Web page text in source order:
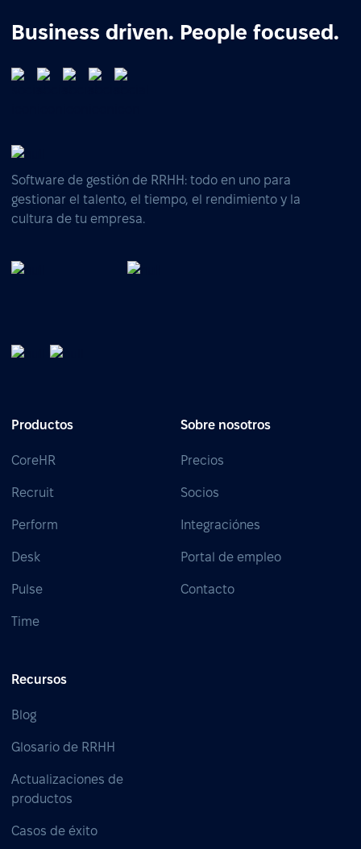
Business driven. People focused.
Software de gestión de RRHH: todo en uno para
gestionar el talento, el tiempo, el rendimiento y la
cultura de tu empresa.
Productos
CoreHR
Recruit
Perform
Desk
Pulse
Time
Sobre nosotros
Precios
Socios
Integraciónes
Portal de empleo
Contacto
Recursos
Blog
Glosario de RRHH
Actualizaciones de
productos
Casos de éxito